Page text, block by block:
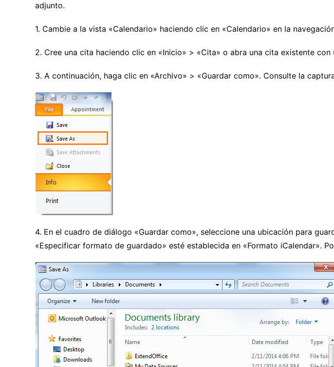
adjunto.
1. Cambie a la vista «Calendario» haciendo clic en «Calendario» en la
2. Cree una cita haciendo clic en «Inicio» > «Cita» o abra una cita existente
3. A continuación, haga clic en «Archivo» > «Guardar como». Consulte la
4. En el cuadro de diálogo «Guardar como», seleccione una ubicación para
«Especificar formato de guardado» esté establecida en «Formato iCalendar».